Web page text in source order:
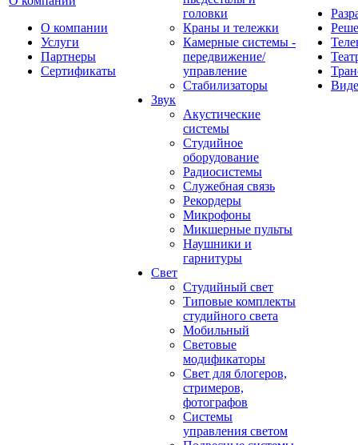
О компании
Услуги
Партнеры
Сертификаты
головки
Краны и тележки
Камерные системы -
передвижение/
управление
Стабилизаторы
Звук
Акустические
системы
Студийное
оборудование
Радиосистемы
Служебная связь
Рекордеры
Микрофоны
Микшерные пульты
Наушники и
гарнитуры
Свет
Студийный свет
Типовые комплекты
студийного света
Мобильный
Световые
модификаторы
Свет для блогеров,
стримеров,
фотографов
Системы
управления светом